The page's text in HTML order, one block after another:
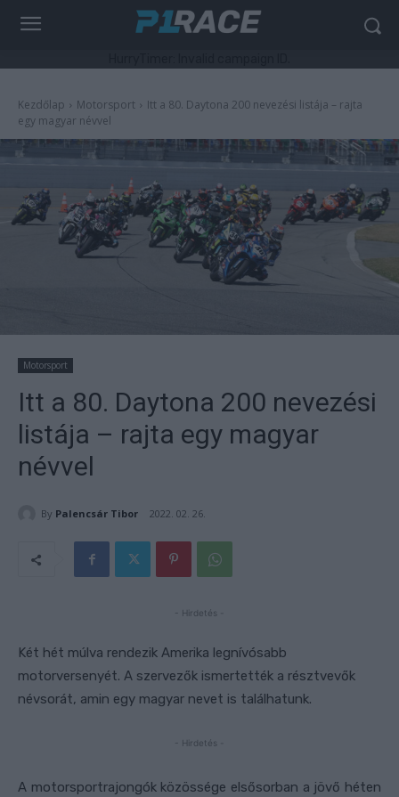
Kezdőlap Motorsport
Itt a 80. Daytona 200 nevezési listája – rajta
egy magyar névvel
Motorsport
Itt a 80. Daytona 200 nevezési
listája – rajta egy magyar
névvel
By Palencsár Tibor 2022. 02. 26.
- Hirdetés -
Két hét múlva rendezik Amerika legnívósabb
motorversenyét. A szervezők ismertették a résztvevők
névsorát, amin egy magyar nevet is találhatunk.
- Hirdetés -
A motorsportrajongók közössége elsősorban a jövő héten